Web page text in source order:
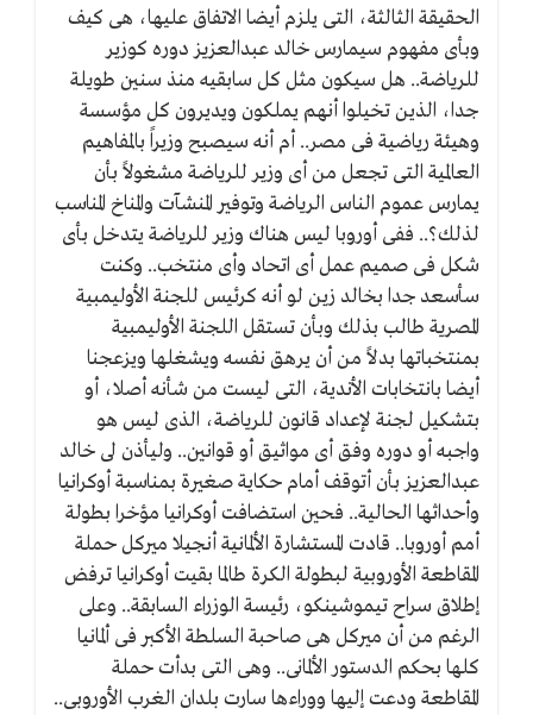
الحقيقة الثالثة، التى يلزم أيضا الاتفاق عليها، هى كيف
وبأى مفهوم سيمارس خالد عبدالعزيز دوره كوزير
للرياضة.. هل سيكون مثل كل سابقيه منذ سنين طويلة
جدا، الذين تخيلوا أنهم يملكون ويديرون كل مؤسسة
وهيئة رياضية فى مصر.. أم أنه سيصبح وزيراً بالمفاهيم
العالمية التى تجعل من أى وزير للرياضة مشغولاً بأن
يمارس عموم الناس الرياضة وتوفير المنشآت والمناخ المناسب
لذلك؟.. ففى أوروبا ليس هناك وزير للرياضة يتدخل بأى
شكل فى صميم عمل أى اتحاد وأى منتخب.. وكنت
سأسعد جدا بخالد زين لو أنه كرئيس للجنة الأوليمبية
المصرية طالب بذلك وبأن تستقل اللجنة الأوليمبية
بمنتخباتها بدلاً من أن يرهق نفسه ويشغلها ويزعجنا
أيضا بانتخابات الأندية، التى ليست من شأنه أصلا، أو
بتشكيل لجنة لإعداد قانون للرياضة، الذى ليس هو
واجبه أو دوره وفق أى مواثيق أو قوانين.. وليأذن لى خالد
عبدالعزيز بأن أتوقف أمام حكاية صغيرة بمناسبة أوكرانيا
وأحداثها الحالية.. فحين استضافت أوكرانيا مؤخرا بطولة
أمم أوروبا.. قادت المستشارة الألمانية أنجيلا ميركل حملة
المقاطعة الأوروبية لبطولة الكرة طالما بقيت أوكرانيا ترفض
إطلاق سراح تيموشينكو، رئيسة الوزراء السابقة.. وعلى
الرغم من أن ميركل هى صاحبة السلطة الأكبر فى ألمانيا
كلها بحكم الدستور الألمانى.. وهى التى بدأت حملة
المقاطعة ودعت إليها ووراءها سارت بلدان الغرب الأوروبى..